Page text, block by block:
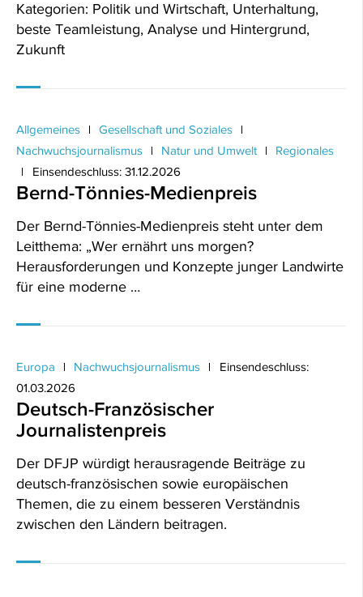
Kategorien: Politik und Wirtschaft, Unterhaltung,
beste Teamleistung, Analyse und Hintergrund,
Zukunft
Allgemeines
Gesellschaft und Soziales
Nachwuchsjournalismus
Natur und Umwelt
Regionales
Einsendeschluss: 31.12.2026
Bernd-Tönnies-Medienpreis
Der Bernd-Tönnies-Medienpreis steht unter dem
Leitthema: „Wer ernährt uns morgen?
Herausforderungen und Konzepte junger Landwirte
für eine moderne …
Europa Nachwuchsjournalismus
Einsendeschluss:
01.03.2026
Deutsch-Französischer
Journalistenpreis
Der DFJP würdigt herausragende Beiträge zu
deutsch-französischen sowie europäischen
Themen, die zu einem besseren Verständnis
zwischen den Ländern beitragen.